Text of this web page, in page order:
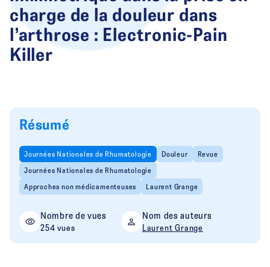
charge de la douleur dans
l’arthrose : Electronic-Pain
Killer
Résumé
Journées Nationales de Rhumatologie Douleur
Revue
Journées Nationales de Rhumatologie
Approches non médicamenteuses
Laurent Grange
Nombre de vues
254 vues
Nom des auteurs
Laurent Grange